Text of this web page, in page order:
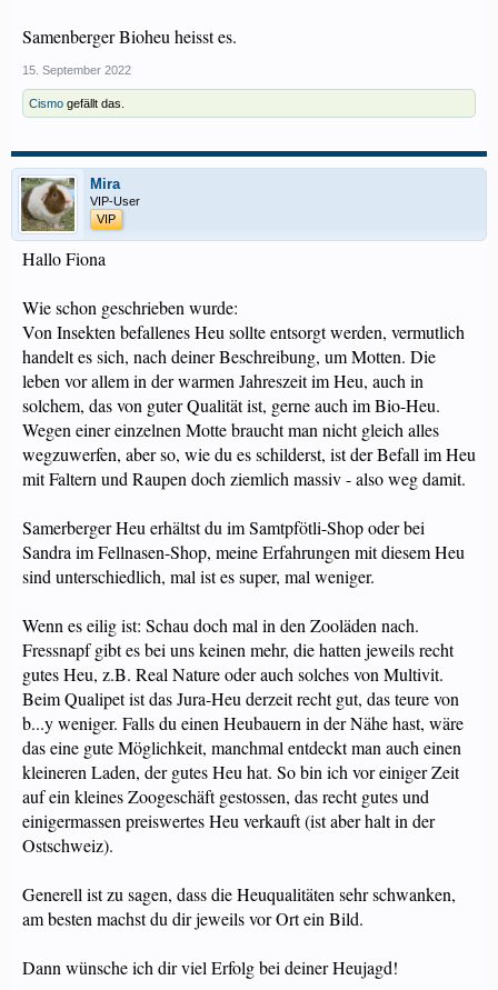
Samenberger Bioheu heisst es.
15. September 2022
Cismo gefällt das.
Mira
VIP-User
VIP
Hallo Fiona
Wie schon geschrieben wurde:
Von Insekten befallenes Heu sollte entsorgt werden, vermutlich
handelt es sich, nach deiner Beschreibung, um Motten. Die
leben vor allem in der warmen Jahreszeit im Heu, auch in
solchem, das von guter Qualität ist, gerne auch im Bio-Heu.
Wegen einer einzelnen Motte braucht man nicht gleich alles
wegzuwerfen, aber so, wie du es schilderst, ist der Befall im Heu
mit Faltern und Raupen doch ziemlich massiv - also weg damit.
Samerberger Heu erhältst du im Samtpfötli-Shop oder bei
Sandra im Fellnasen-Shop, meine Erfahrungen mit diesem Heu
sind unterschiedlich, mal ist es super, mal weniger.
Wenn es eilig ist: Schau doch mal in den Zooläden nach.
Fressnapf gibt es bei uns keinen mehr, die hatten jeweils recht
gutes Heu, z.B. Real Nature oder auch solches von Multivit.
Beim Qualipet ist das Jura-Heu derzeit recht gut, das teure von
b...y weniger. Falls du einen Heubauern in der Nähe hast, wäre
das eine gute Möglichkeit, manchmal entdeckt man auch einen
kleineren Laden, der gutes Heu hat. So bin ich vor einiger Zeit
auf ein kleines Zoogeschäft gestossen, das recht gutes und
einigermassen preiswertes Heu verkauft (ist aber halt in der
Ostschweiz).
Generell ist zu sagen, dass die Heuqualitäten sehr schwanken,
am besten machst du dir jeweils vor Ort ein Bild.
Dann wünsche ich dir viel Erfolg bei deiner Heujagd!